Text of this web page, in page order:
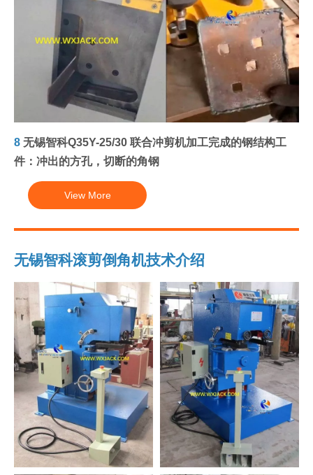
8 无锡智科Q35Y-25/30 联合冲剪机加工完成的钢结构工
件：冲出的方孔，切断的角钢
View More
无锡智科滚剪倒角机技术介绍